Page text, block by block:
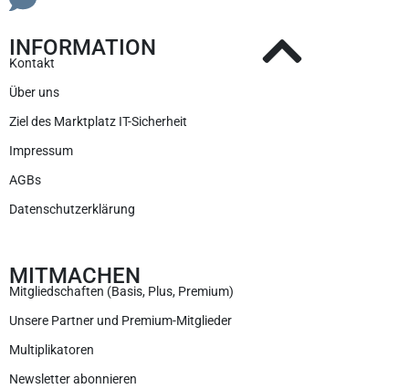
INFORMATION
Kontakt
Über uns
Ziel des Marktplatz IT-Sicherheit
Impressum
AGBs
Datenschutzerklärung
MITMACHEN
Mitgliedschaften (Basis, Plus, Premium)
Unsere Partner und Premium-Mitglieder
Multiplikatoren
Newsletter abonnieren